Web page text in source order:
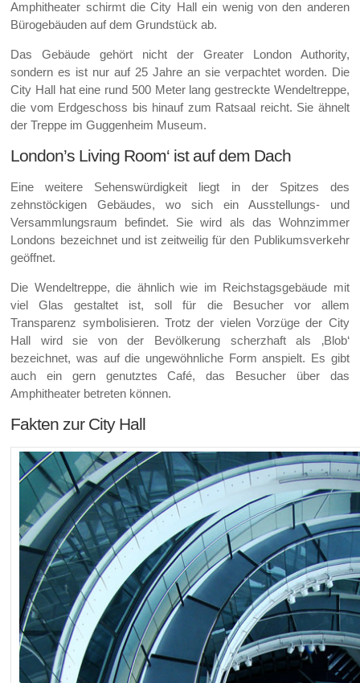
Amphitheater schirmt die City Hall ein wenig von den anderen
Bürogebäuden auf dem Grundstück ab.
Das Gebäude gehört nicht der Greater London Authority,
sondern es ist nur auf 25 Jahre an sie verpachtet worden. Die
City Hall hat eine rund 500 Meter lang gestreckte Wendeltreppe,
die vom Erdgeschoss bis hinauf zum Ratsaal reicht. Sie ähnelt
der Treppe im Guggenheim Museum.
London’s Living Room‘ ist auf dem Dach
Eine weitere Sehenswürdigkeit liegt in der Spitzes des
zehnstöckigen Gebäudes, wo sich ein Ausstellungs- und
Versammlungsraum befindet. Sie wird als das Wohnzimmer
Londons bezeichnet und ist zeitweilig für den Publikumsverkehr
geöffnet.
Die Wendeltreppe, die ähnlich wie im Reichstagsgebäude mit
viel Glas gestaltet ist, soll für die Besucher vor allem
Transparenz symbolisieren. Trotz der vielen Vorzüge der City
Hall wird sie von der Bevölkerung scherzhaft als ‚Blob‘
bezeichnet, was auf die ungewöhnliche Form anspielt. Es gibt
auch ein gern genutztes Café, das Besucher über das
Amphitheater betreten können.
Fakten zur City Hall